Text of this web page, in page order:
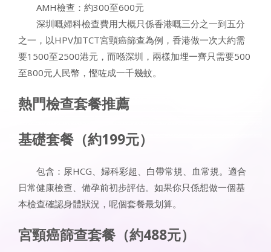
AMH檢查：約300至600元
深圳嘅婦科檢查費用大概只係香港嘅三分之一到五分
之一，以HPV加TCT宮頸癌篩查為例，香港做一次大約需
要1500至2500港元，而喺深圳，兩樣加埋一齊只需要500
至800元人民幣，慳咗成一千幾蚊。
熱門檢查套餐推薦
基礎套餐（約199元）
包含：尿HCG、婦科彩超、白帶常規、血常規。適合
日常健康檢查、備孕前初步評估。如果你只係想做一個基
本檢查確認身體狀況，呢個套餐最划算。
宮頸癌篩查套餐（約488元）